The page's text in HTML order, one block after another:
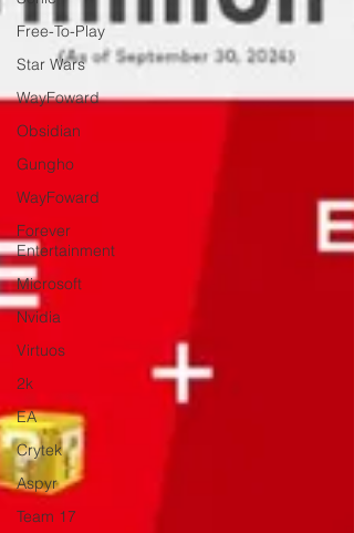
Free-To-Play
Star Wars
WayFoward
Obsidian
Gungho
WayFoward
Forever
Entertainment
Microsoft
Nvidia
Virtuos
2k
EA
Crytek
Aspyr
Team 17